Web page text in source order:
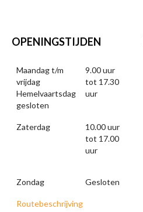
OPENINGSTIJDEN
Maandag t/m
vrijdag
Hemelvaartsdag
gesloten
9.00 uur
tot 17.30
uur
Zaterdag
10.00 uur
tot 17.00
uur
Zondag Gesloten
Routebeschrijving